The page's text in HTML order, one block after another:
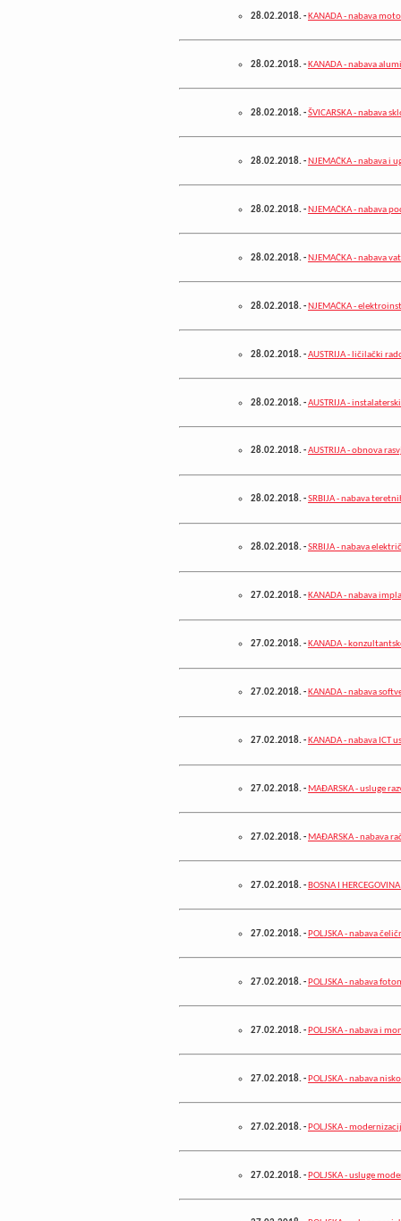
28.02.2018.- KANADA - nabava
28.02.2018.- KANADA - nabava
28.02.2018.-ŠVICARSKA - nabava
28.02.2018.- NJEMAČKA - nabava i
28.02.2018.- NJEMAČKA - nabava
28.02.2018.- NJEMAČKA - nabava
28.02.2018.- NJEMAČKA -
28.02.2018.-AUSTRIJA - ličilački
28.02.2018.-AUSTRIJA -
28.02.2018.-AUSTRIJA - obnova
28.02.2018.-SRBIJA - nabava
28.02.2018.-SRBIJA - nabava
27.02.2018.-KANADA - nabava
27.02.2018.-KANADA -
27.02.2018.- KANADA - nabava
27.02.2018.- KANADA - nabava ICT
27.02.2018.- MAĐARSKA - usluge
27.02.2018.- MAĐARSKA - nabava
27.02.2018.- BOSNA I
27.02.2018.- POLJSKA - nabava
27.02.2018.- POLJSKA - nabava
27.02.2018.- POLJSKA - nabava i
27.02.2018.- POLJSKA - nabava
27.02.2018.- POLJSKA -
27.02.2018.- POLJSKA - usluge